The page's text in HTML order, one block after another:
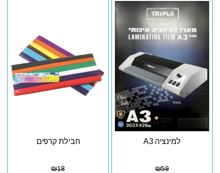
למינציה A3
₪59
חבילת קרפים
₪18